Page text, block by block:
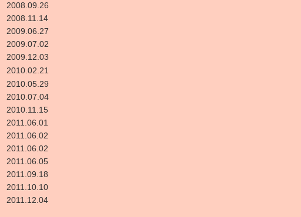
2008.09.26
2008.11.14
2009.06.27
2009.07.02
2009.12.03
2010.02.21
2010.05.29
2010.07.04
2010.11.15
2011.06.01
2011.06.02
2011.06.02
2011.06.05
2011.09.18
2011.10.10
2011.12.04